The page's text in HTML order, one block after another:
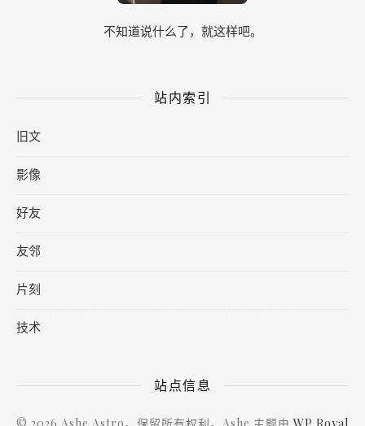
不知道说什么了，就这样吧。
站内索引
旧文
影像
好友
友邻
片刻
技术
站点信息